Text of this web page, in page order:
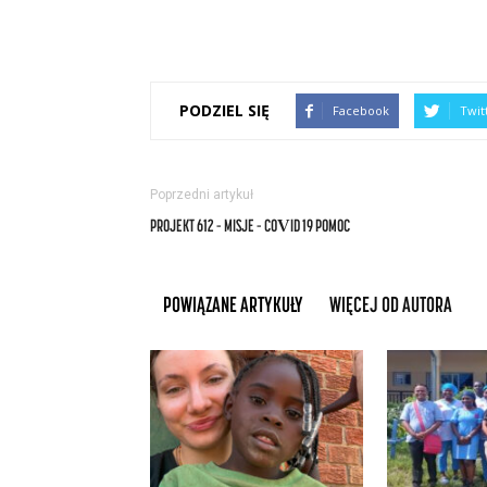
PODZIEL SIĘ Facebook
Poprzedni artykuł
PROJEKT 612 – MISJE – COVID 19 POMOC
POWIĄZANE ARTYKUŁY WIĘCEJ OD AUTORA